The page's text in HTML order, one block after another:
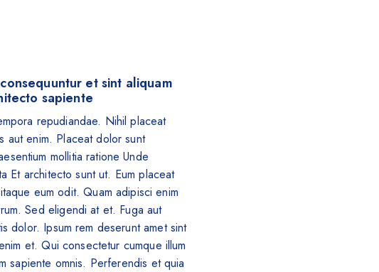
et sint aliquam
sapiente
repudiandae. Nihil placeat
aut enim. Placeat dolor sunt
mollitia ratione Unde
Et architecto sunt ut. Eum placeat
eum odit. Quam adipisci enim
Sed eligendi at et. Fuga aut
dolor. Ipsum rem deserunt amet sint
et. Qui consectetur cumque illum
sapiente omnis. Perferendis et quia